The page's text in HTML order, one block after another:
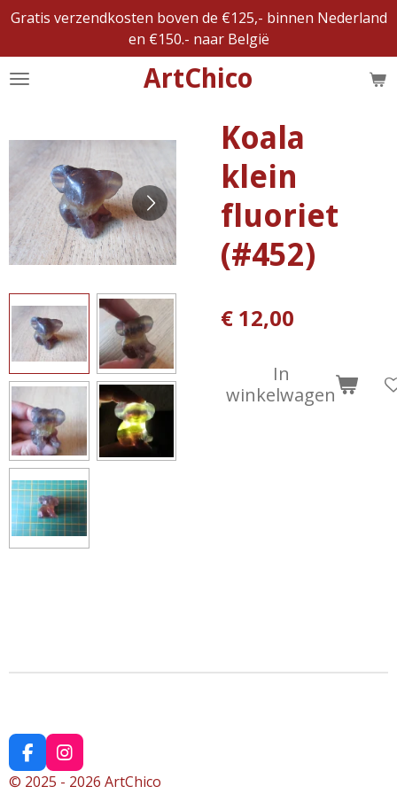
Ga
naar
de
ArtChico
Gratis verzendkosten boven de €125,- binnen Nederland
en €150.- naar België
Koala
klein
fluoriet
(#452)
€ 12,00
In
winkelwagen
F
a
I
n
© 2025 - 2026 ArtChico